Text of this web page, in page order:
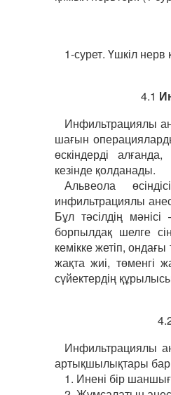
1-сурет. Үшкіл нерв
4.1
Инфильтрациялы
шағын
өскіндерді
кезінде қолданады.
Альвеола
инфильтрациялы
Бұл тәсілдің
борпылдақ шелге
кемікке жетіп, ондағы
жақта жиі, төменгі
сүйектердің
Инфильтрациялы
артықшылықтары
1. Инені бір